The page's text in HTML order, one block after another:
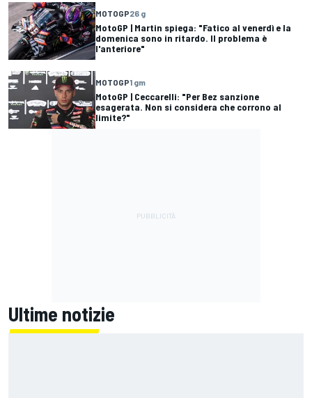
MOTOGP26 g
MotoGP | Martin spiega: "Fatico al venerdì e la
domenica sono in ritardo. Il problema è
l'anteriore"
MOTOGP1 gm
MotoGP | Ceccarelli: "Per Bez sanzione
esagerata. Non si considera che corrono al
limite?"
Ultime notizie